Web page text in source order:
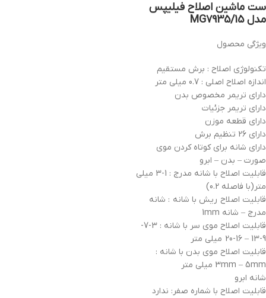
ست ماشین اصلاح فیلیپس
مدل MG7935/15
ویژگی محصول
تکنولوژی اصلاح : برش مستقیم
اندازه اصلاح اصلی : 0.7 میلی متر
دارای تریمر مخصوص بدن
دارای تریمر جزئیات
دارای قطعه موزن
دارای 26 تنظیم برش
دارای شانه برای کوتاه کردن موی
صورت – بدن – ابرو
قابلیت اصلاح با شانه مدرج : 1-3 میلی
متر(با فاصله 0.2)
قابلیت اصلاح ریش با شانه : شانه
مدرج – شانه 1mm
قابلیت اصلاح موی سر با شانه : 3-7-
9-13 – 16-20 میلی متر
قابلیت اصلاح موی بدن با شانه :
3mm – 5mm میلی متر
شانه ابرو
قابلیت اصلاح با شماره صفر: ندارد